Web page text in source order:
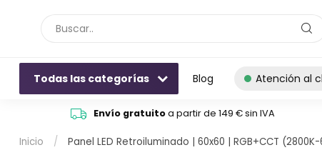
Todas las categorías Blog Atención al
Envío gratuitoa partir de 149 € sin IVA
Inicio / Panel LED Retroiluminado | 60x60 | RGB+CCT